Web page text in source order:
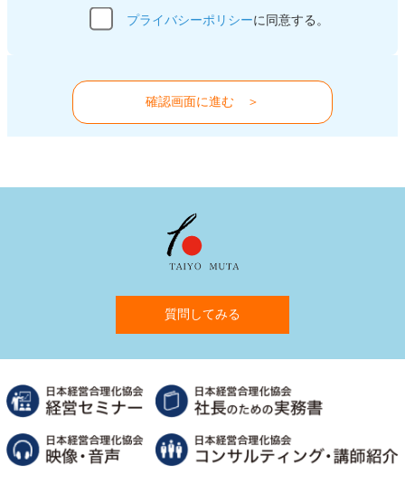
プライバシーポリシーに同意する。
確認画面に進む ＞
質問してみる